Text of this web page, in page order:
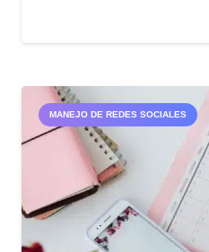
MANEJO DE REDES SOCIALES